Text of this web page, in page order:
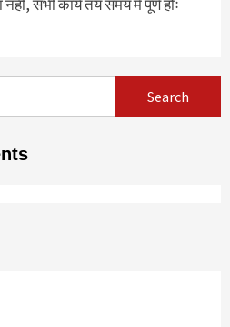
सभी कार्य तय समय में पूर्ण होंः